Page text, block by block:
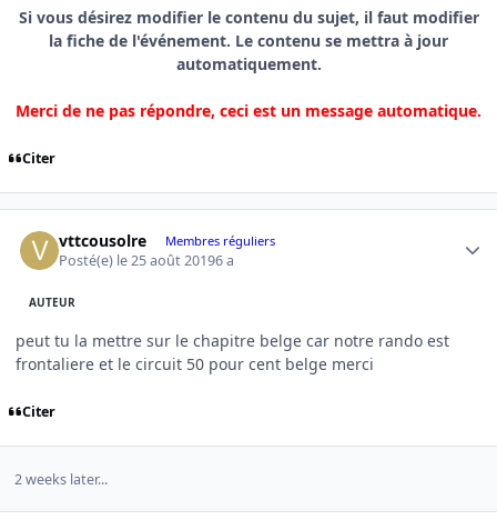
Si vous désirez modifier le contenu du sujet, il faut modifier
la fiche de l'événement. Le contenu se mettra à jour
automatiquement.
Merci de ne pas répondre, ceci est un message automatique.
Citer
vttcousolre Membres réguliers
Posté(e) le 25 août 20196 a
AUTEUR
peut tu la mettre sur le chapitre belge car notre rando est
frontaliere et le circuit 50 pour cent belge merci
Citer
2 weeks later...